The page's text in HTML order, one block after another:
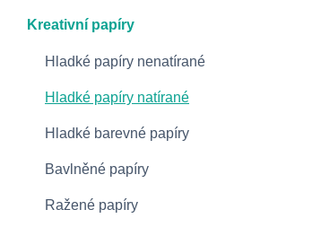
Kreativní papíry
Hladké papíry nenatírané
Hladké papíry natírané
Hladké barevné papíry
Bavlněné papíry
Ražené papíry